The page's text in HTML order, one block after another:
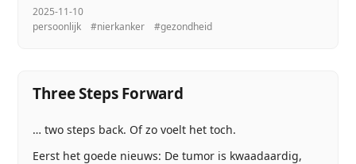
2025-11-10
persoonlijk
#nierkanker #gezondheid
Three Steps Forward
… two steps back. Of zo voelt het toch.
Eerst het goede nieuws: De tumor is kwaadaardig,